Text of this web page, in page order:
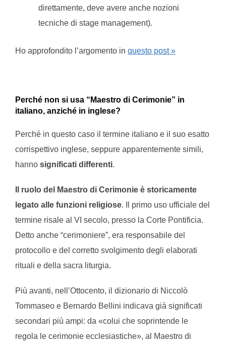
direttamente, deve avere anche nozioni
tecniche di stage management).
Ho approfondito l’argomento in questo post »
Perché non si usa “Maestro di Cerimonie” in
italiano, anziché in inglese?
Perché in questo caso il termine italiano e il suo esatto
corrispettivo inglese, seppure apparentemente simili,
hanno significati differenti.
Il ruolo del Maestro di Cerimonie è storicamente
legato alle funzioni religiose. Il primo uso ufficiale del
termine risale al VI secolo, presso la Corte Pontificia.
Detto anche “cerimoniere”, era responsabile del
protocollo e del corretto svolgimento degli elaborati
rituali e della sacra liturgia.
Più avanti, nell’Ottocento, il dizionario di Niccolò
Tommaseo e Bernardo Bellini indicava già significati
secondari più ampi: da «colui che soprintende le
regola le cerimonie ecclesiastiche», al Maestro di